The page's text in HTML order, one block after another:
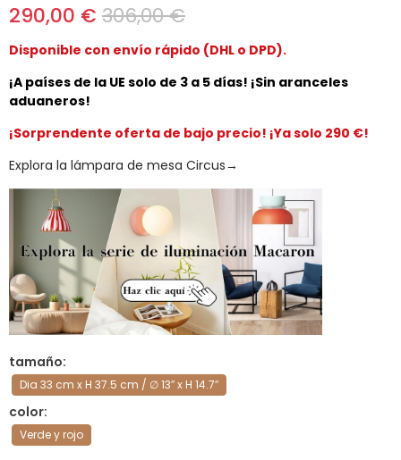
290,00 € 306,00 €
Disponible con envío rápido (DHL o DPD).
¡A países de la UE solo de 3 a 5 días! ¡Sin aranceles
aduaneros!
¡Sorprendente oferta de bajo precio! ¡Ya solo 290 €!
Explora la lámpara de mesa Circus→
tamaño
Dia 33 cm x H 37.5 cm / ∅ 13″ x H 14.7″
color
Verde y rojo